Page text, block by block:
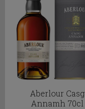
Aberlour Casg
Annamh 70cl